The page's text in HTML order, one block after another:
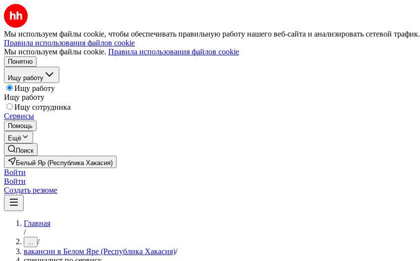
Мы используем файлы cookie, чтобы обеспечивать правильную работу нашего веб-сайта и анализировать сетевой трафик.
Правила использования файлов cookie
Мы используем файлы cookie. Правила использования файлов cookie
Понятно
Ищу работу
Ищу работу
Ищу работу
Ищу сотрудника
Сервисы
Помощь
Ещё
Поиск
Белый Яр (Республика Хакасия)
Войти
Войти
Создать резюме
Главная
/
... /
вакансии в Белом Яре (Республика Хакасия)/